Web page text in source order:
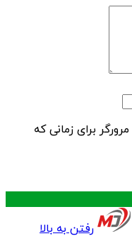
برای زمانی که
رفتن به بالا